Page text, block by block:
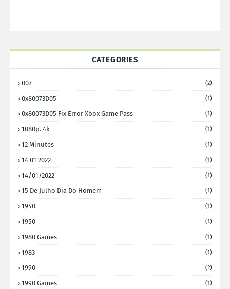
CATEGORIES
007 (2)
0x80073D05 (1)
0x80073D05 Fix Error Xbox Game Pass (1)
1080p. 4k (1)
12 Minutes (1)
14 01 2022 (1)
14/01/2022 (1)
15 De Julho Dia Do Homem (1)
1940 (1)
1950 (1)
1980 Games (1)
1983 (1)
1990 (2)
1990 Games (1)